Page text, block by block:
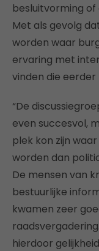
besluitvorming of
Met als gevolg
worden waar
ervaring met
vinden die
“De
even succesvol,
plek kon zijn
worden dan
De mensen van
bestuurlijke
kwamen zeer
hierdoor